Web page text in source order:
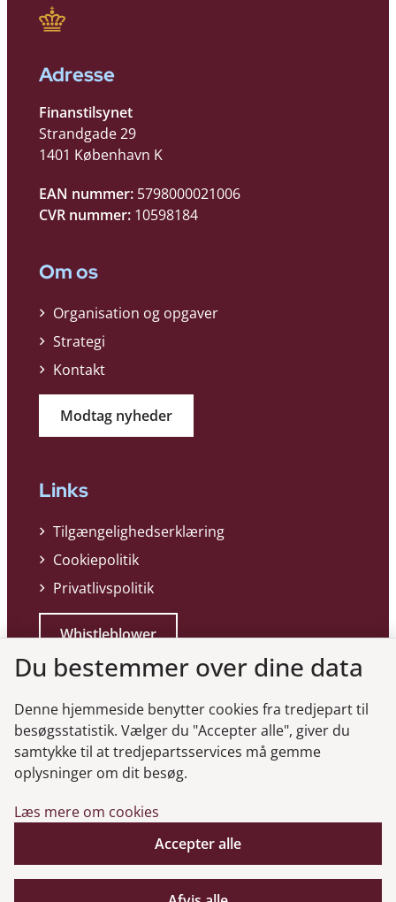
Adresse
Finanstilsynet
Strandgade 29
1401 København K
EAN nummer: 5798000021006
CVR nummer: 10598184
Om os
Organisation og opgaver
Strategi
Kontakt
Modtag nyheder
Links
Tilgængelighedserklæring
Cookiepolitik
Privatlivspolitik
Whistleblower
Genveje
Gå til virksomhedsregisteret
Gå til selskabsmeddelelser
Du bestemmer over dine data
Denne hjemmeside benytter cookies fra tredjepart til
besøgsstatistik. Vælger du "Accepter alle", giver du
samtykke til at tredjepartsservices må gemme
oplysninger om dit besøg.
Læs mere om cookies
Accepter alle